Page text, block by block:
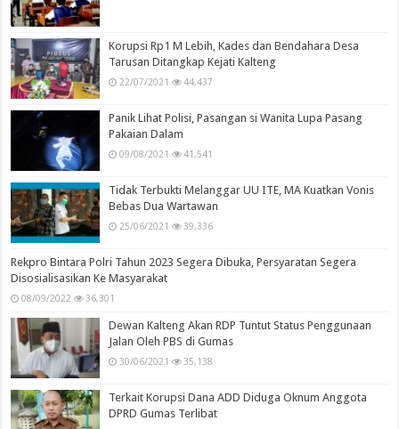
Korupsi Rp1 M Lebih, Kades dan Bendahara Desa
Tarusan Ditangkap Kejati Kalteng
22/07/2021 44,437
Panik Lihat Polisi, Pasangan si Wanita Lupa Pasang
Pakaian Dalam
09/08/2021 41,541
Tidak Terbukti Melanggar UU ITE, MA Kuatkan Vonis
Bebas Dua Wartawan
25/06/2021 39,336
Rekpro Bintara Polri Tahun 2023 Segera Dibuka, Persyaratan Segera
Disosialisasikan Ke Masyarakat
08/09/2022 36,301
Dewan Kalteng Akan RDP Tuntut Status Penggunaan
Jalan Oleh PBS di Gumas
30/06/2021 35,138
Terkait Korupsi Dana ADD Diduga Oknum Anggota
DPRD Gumas Terlibat